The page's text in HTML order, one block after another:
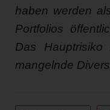
haben werden
Portfolios
Das
mangelnde